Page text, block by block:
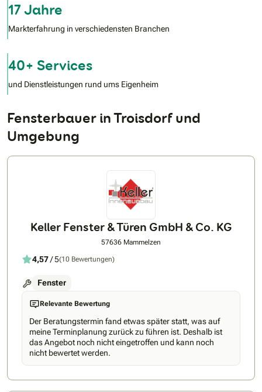
17 Jahre
Markterfahrung in verschiedensten Branchen
40+ Services
und Dienstleistungen rund ums Eigenheim
Fensterbauer in Troisdorf und
Umgebung
Keller Fenster & Türen GmbH & Co. KG
57636 Mammelzen
4,57/ 5(10 Bewertungen)
Fenster
Relevante Bewertung
Der Beratungstermin fand etwas später statt, was auf
meine Terminplanung zurück zu führen ist. Deshalb ist
das Angebot noch nicht eingetroffen und kann noch
nicht bewertet werden.